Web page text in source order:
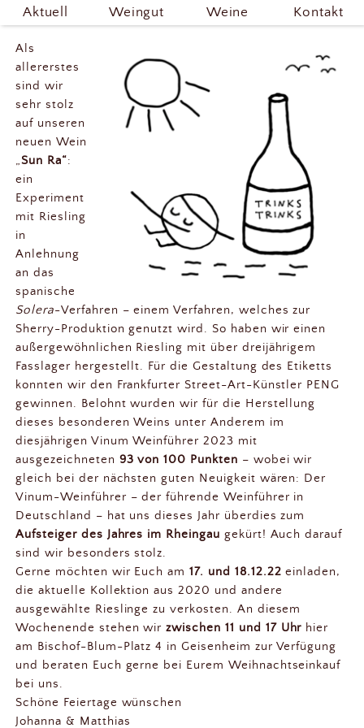
Kontakt
Weine
Weingut
Aktuell
Gute Neuigkeiten
Als
allererstes
sind wir
sehr stolz
auf unseren
neuen Wein
„Sun Ra“:
ein
Experiment
mit Riesling
in
Anlehnung
an das
spanische
Solera-Verfahren – einem Verfahren, welches zur
Sherry-Produktion genutzt wird. So haben wir einen
außergewöhnlichen Riesling mit über dreijährigem
Fasslager hergestellt. Für die Gestaltung des Etiketts
konnten wir den Frankfurter Street-Art-Künstler PENG
gewinnen. Belohnt wurden wir für die Herstellung
dieses besonderen Weins unter Anderem im
diesjährigen Vinum Weinführer 2023 mit
ausgezeichneten 93 von 100 Punkten – wobei wir
gleich bei der nächsten guten Neuigkeit wären: Der
Vinum-Weinführer – der führende Weinführer in
Deutschland – hat uns dieses Jahr überdies zum
Aufsteiger des Jahres im Rheingau gekürt! Auch darauf
sind wir besonders stolz.
Gerne möchten wir Euch am17. und 18.12.22einladen,
die aktuelle Kollektion aus 2020 und andere
ausgewählte Rieslinge zu verkosten. An diesem
Wochenende stehen wirzwischen 11 und 17 Uhr hier
am Bischof-Blum-Platz 4 in Geisenheim zur Verfügung
und beraten Euch gerne bei Eurem Weihnachtseinkauf
bei uns.
Schöne Feiertage wünschen
Johanna & Matthias